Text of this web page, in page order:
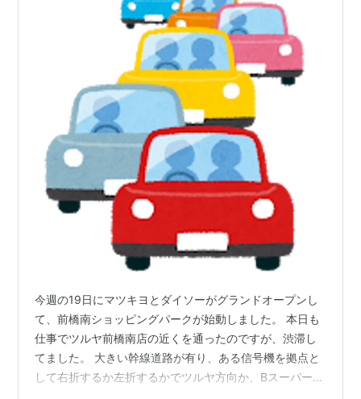
今週の19日にマツキヨとダイソーがグランドオープンし
て、前橋南ショッピングパークが始動しました。 本日も
仕事でツルヤ前橋南店の近くを通ったのですが、渋滞し
てました。 大きい幹線道路が有り、ある信号機を拠点と
して右折するか左折するかでツルヤ方向か、Bスーパー方